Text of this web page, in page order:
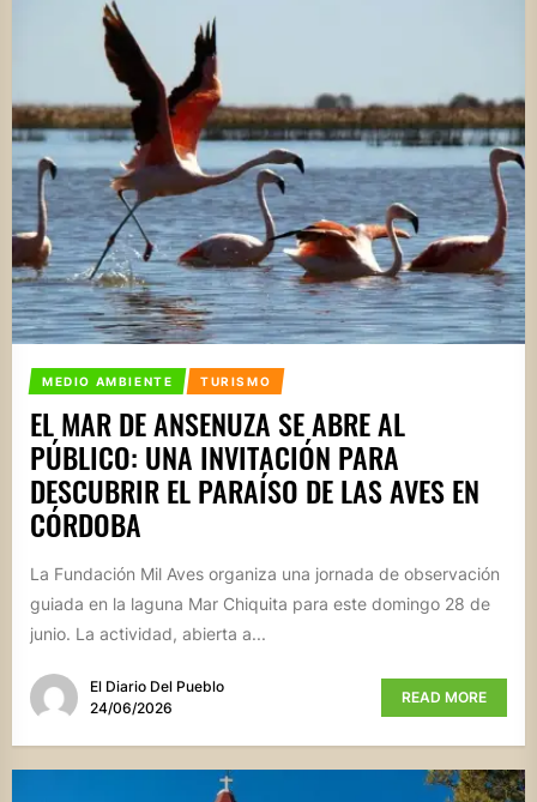
MEDIO AMBIENTE TURISMO
EL MAR DE ANSENUZA SE ABRE AL
PÚBLICO: UNA INVITACIÓN PARA
DESCUBRIR EL PARAÍSO DE LAS AVES EN
CÓRDOBA
La Fundación Mil Aves organiza una jornada de observación
guiada en la laguna Mar Chiquita para este domingo 28 de
junio. La actividad, abierta a...
El Diario Del Pueblo
24/06/2026
READ MORE